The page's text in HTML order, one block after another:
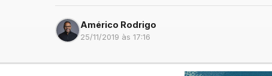
Américo Rodrigo
25/11/2019 às 17:16